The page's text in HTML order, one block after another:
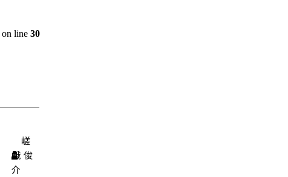
on line 30
嵯
峨 俊
介